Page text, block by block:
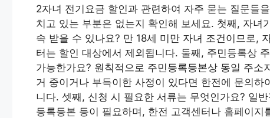
2자녀 전기요금 할인과 관련하여 자주 묻는 질문들
치고 있는 부분은 없는지 확인해 보세요. 첫째, 자녀
속 받을 수 있나요? 만 18세 미만 자녀 조건이므로,
터는 할인 대상에서 제외됩니다. 둘째, 주민등록상
가능한가요? 원칙적으로 주민등록등본상 동일 주소
거 중이거나 부득이한 사정이 있다면 한전에 문의하
니다. 셋째, 신청 시 필요한 서류는 무엇인가요? 일
등록등본 등이 필요하며, 한전 고객센터나 홈페이지